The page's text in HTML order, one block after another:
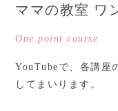
ママの教室 ワ
One point course
YouTubeで、各講座
してまいります。